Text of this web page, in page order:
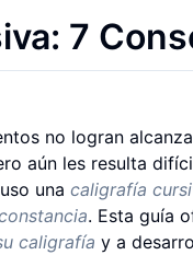
7
no logran
aún les resulta
una caligrafía
. Esta guía
caligrafía y a